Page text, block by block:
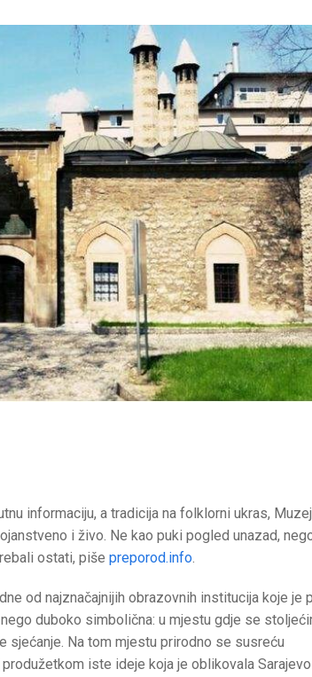
informaciju, a tradicija na folklorni ukras,
i živo. Ne kao puki pogled unazad,
ostati, piše preporod.info.
od najznačajnijih obrazovnih institucija koje je
duboko simbolična: u mjestu gdje se
sjećanje. Na tom mjestu prirodno se susreću
iste ideje koja je oblikovala Sarajevo